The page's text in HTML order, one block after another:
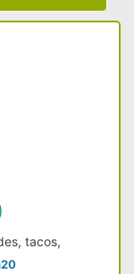
tacos,